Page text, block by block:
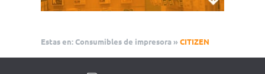
Estas en: Consumibles de impresora » CITIZEN